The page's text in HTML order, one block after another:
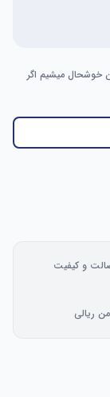
خوشحال میشیم اگر
و کیفیت
ریالی